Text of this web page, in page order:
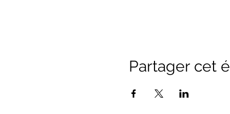
Partager cet